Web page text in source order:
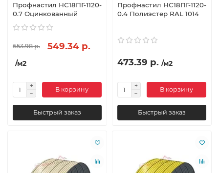
Профнастил НС18ПГ-1120-
0.7 Оцинкованный
653.98 р. 549.34 р.
/м2
В корзину
Быстрый заказ
Профнастил НС18ПГ-1120-
0.4 Полиэстер RAL 1014
473.39 р. /м2
В корзину
Быстрый заказ